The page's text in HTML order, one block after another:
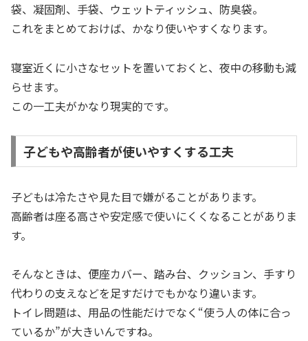
袋、凝固剤、手袋、ウェットティッシュ、防臭袋。
これをまとめておけば、かなり使いやすくなります。
寝室近くに小さなセットを置いておくと、夜中の移動も減
らせます。
この一工夫がかなり現実的です。
子どもや高齢者が使いやすくする工夫
子どもは冷たさや見た目で嫌がることがあります。
高齢者は座る高さや安定感で使いにくくなることがありま
す。
そんなときは、便座カバー、踏み台、クッション、手すり
代わりの支えなどを足すだけでもかなり違います。
トイレ問題は、用品の性能だけでなく“使う人の体に合っ
ているか”が大きいんですね。